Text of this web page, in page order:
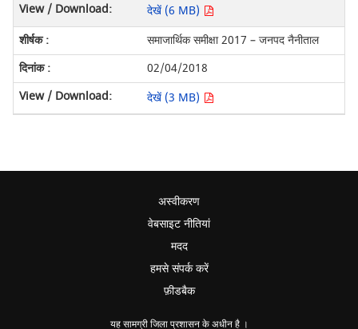
देखें (6 MB)
समाजार्थिक समीक्षा 2017 – जनपद नैनीताल
02/04/2018
देखें (3 MB)
अस्वीकरण
वेबसाइट नीतियां
मदद
हमसे संपर्क करें
फ़ीडबैक
यह सामग्री जिला प्रशासन के अधीन है ।